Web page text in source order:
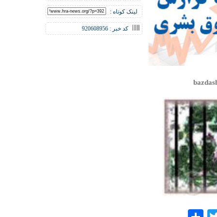
لینک کوتاه :
کد خبر : 920608956